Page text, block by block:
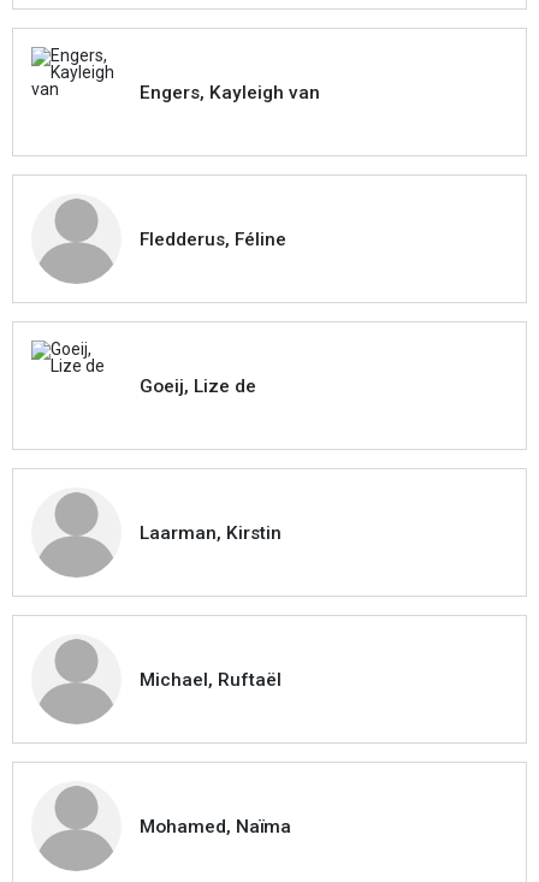
Engers, Kayleigh van
Fledderus, Féline
Goeij, Lize de
Laarman, Kirstin
Michael, Ruftaël
Mohamed, Naïma